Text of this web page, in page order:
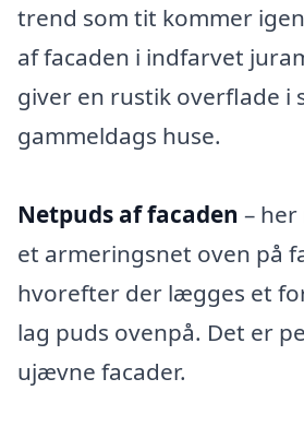
trend som tit kommer
af facaden i indfarvet
giver en rustik overflade i
gammeldags huse.
Netpuds af facaden –
et armeringsnet oven på
hvorefter der lægges et
lag puds ovenpå. Det er
ujævne facader.